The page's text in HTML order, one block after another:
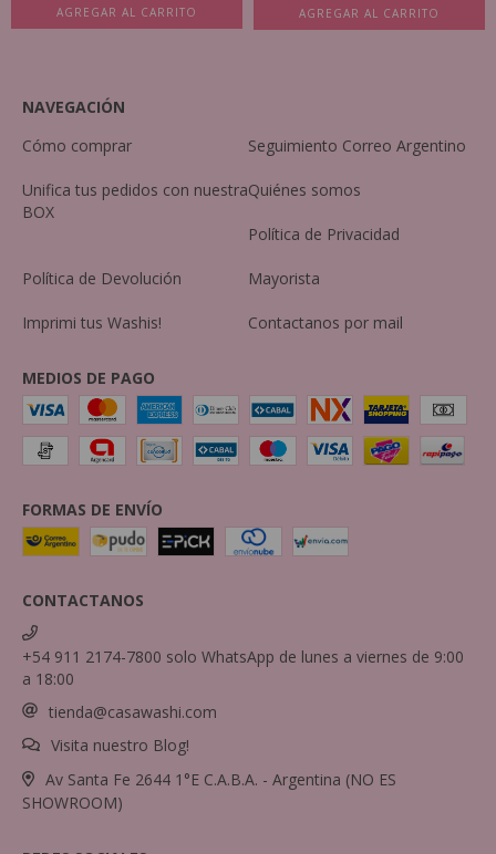
AGREGAR AL CARRITO
NAVEGACIÓN
Cómo comprar
Seguimiento Correo Argentino
Unifica tus pedidos con nuestra
BOX
Quiénes somos
Política de Privacidad
Política de Devolución Mayorista
Imprimi tus Washis! Contactanos por mail
MEDIOS DE PAGO
FORMAS DE ENVÍO
CONTACTANOS
+54 911 2174-7800 solo WhatsApp de lunes a viernes de 9:00
a 18:00
tienda@casawashi.com
Visita nuestro Blog!
Av Santa Fe 2644 1°E C.A.B.A. - Argentina (NO ES
SHOWROOM)